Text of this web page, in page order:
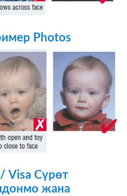
Photos
Visa Сүрөт
жана